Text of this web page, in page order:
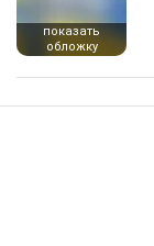
показать
обложку